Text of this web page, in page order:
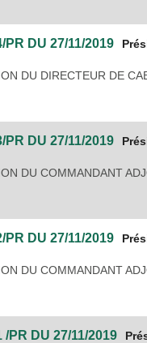
PR DU 27/11/2019
DU DIRECTEUR DE
PR DU 27/11/2019
DU COMMANDANT
PR DU 27/11/2019
DU COMMANDANT
/PR DU 27/11/2019